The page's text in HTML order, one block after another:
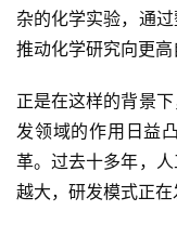
杂的化学实验，通
推动化学研究向更高
正是在这样的背景
发领域的作用日益
革。过去十多年，
越大，研发模式正在